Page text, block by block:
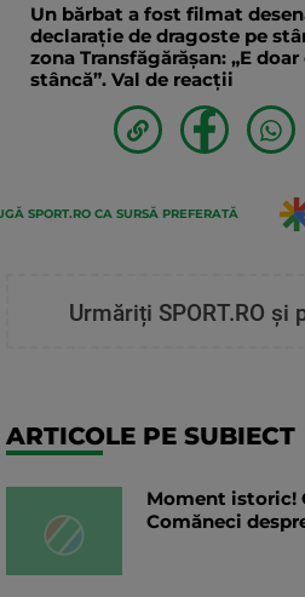
Un bărbat a fost filmat
declaraţie de dragoste pe
zona Transfăgărăşan: „E doar
stâncă”. Val de reacții
SPORT.RO CA SURSĂ PREFERATĂ
Urmăriți SPORT.RO și
ARTICOLE PE SUBIECT
Moment istoric!
Comăneci